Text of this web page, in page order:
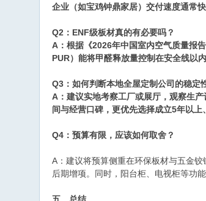
企业（如宝鸡钟鼎家居）交付速度通常快
Q2：ENF级板材真的有必要吗？
A：根据《2026年中国室内空气质量报
PUR）能将甲醛释放量控制在安全线以
Q3：如何判断本地全屋定制公司的稳定
A：建议实地考察工厂或展厅，观察生
间与经营口碑，更优先选择成立5年以上
Q4：预算有限，应该如何取舍？
A：建议将预算侧重在环保板材与五金
后期增项。同时，阳台柜、电视柜等功